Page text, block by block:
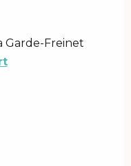
Garde-Freinet